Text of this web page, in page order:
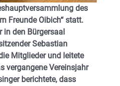
des
Freunde Oibich“ statt.
in den Bürgersaal
Sebastian
Mitglieder und leitete
vergangene Vereinsjahr
berichtete, dass